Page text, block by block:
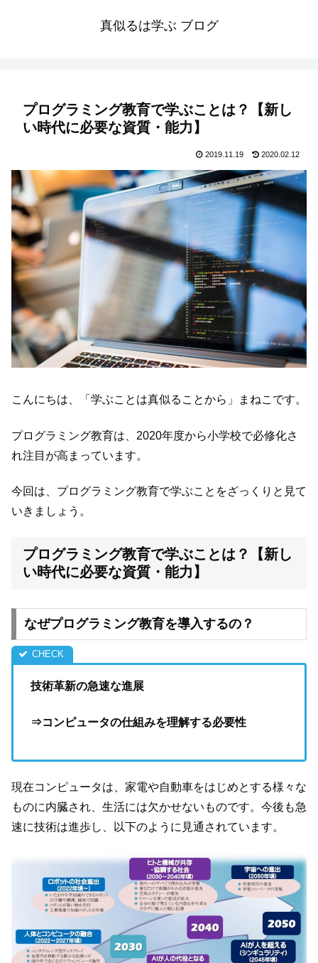
真似るは学ぶ ブログ
プログラミング教育で学ぶことは？【新し
い時代に必要な資質・能力】
2019.11.19 2020.02.12
こんにちは、「学ぶことは真似ることから」まねこです。
プログラミング教育は、2020年度から小学校で必修化さ
れ注目が高まっています。
今回は、プログラミング教育で学ぶことをざっくりと見て
いきましょう。
プログラミング教育で学ぶことは？【新し
い時代に必要な資質・能力】
なぜプログラミング教育を導入するの？
技術革新の急速な進展
⇒コンピュータの仕組みを理解する必要性
現在コンピュータは、家電や自動車をはじめとする様々な
ものに内臓され、生活には欠かせないものです。今後も急
速に技術は進歩し、以下のように見通されています。